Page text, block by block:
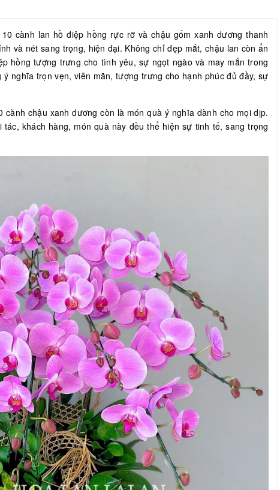
cành lan hồ điệp hồng rực rỡ và chậu gốm xanh dương thanh
và nét sang trọng, hiện đại. Không chỉ đẹp mắt, chậu lan còn ẩn
hồng tượng trưng cho tình yêu, sự ngọt ngào và may mắn trong
nghĩa trọn vẹn, viên mãn, tượng trưng cho hạnh phúc đủ đầy, sự
chậu xanh dương còn là món quà ý nghĩa dành cho mọi dịp.
khách hàng, món quà này đều thể hiện sự tinh tế, sang trọng